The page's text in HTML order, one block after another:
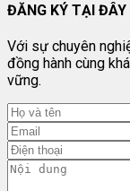
ĐĂNG KÝ TẠI ĐÂY
Với sự chuyên
đồng hành cùng
vững.